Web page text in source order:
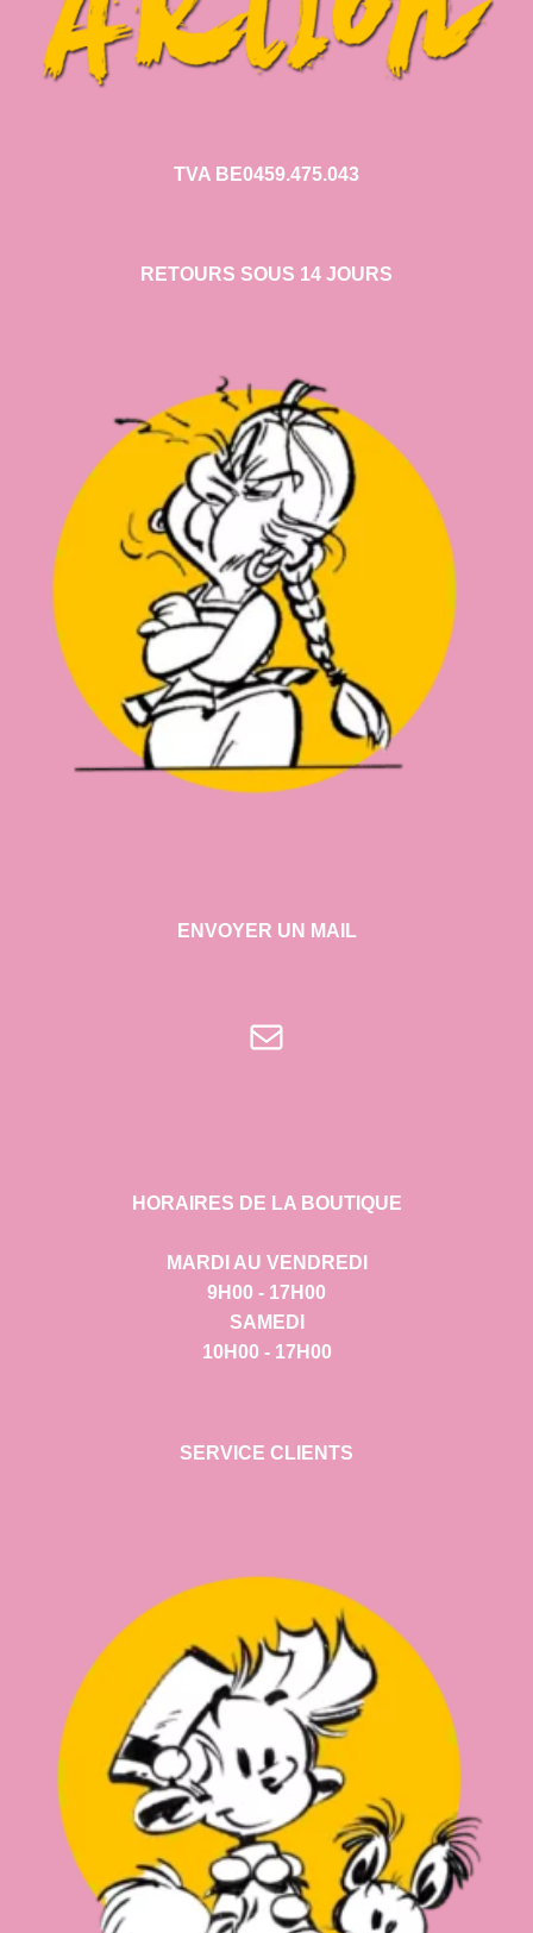
TVA BE0459.475.043
RETOURS SOUS 14 JOURS
ENVOYER UN MAIL
E-mail
HORAIRES DE LA BOUTIQUE
MARDI AU VENDREDI
9H00 - 17H00
SAMEDI
10H00 - 17H00
SERVICE CLIENTS